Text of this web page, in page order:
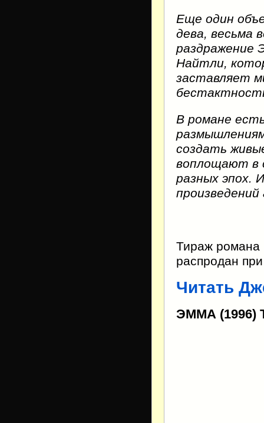
Еще один
дева, весьма
раздражение
Найтли,
заставляет
В романе
создать
воплощают в
разных эпох.
Тираж романа
распродан
Читать
ЭММА